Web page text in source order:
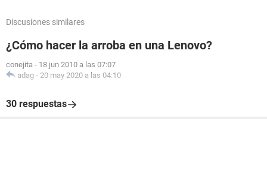
Discusiones similares
¿Cómo hacer la arroba en una Lenovo?
conejita - 18 jun 2010 a las 07:07
adag - 20 may 2020 a las 04:10
30 respuestas